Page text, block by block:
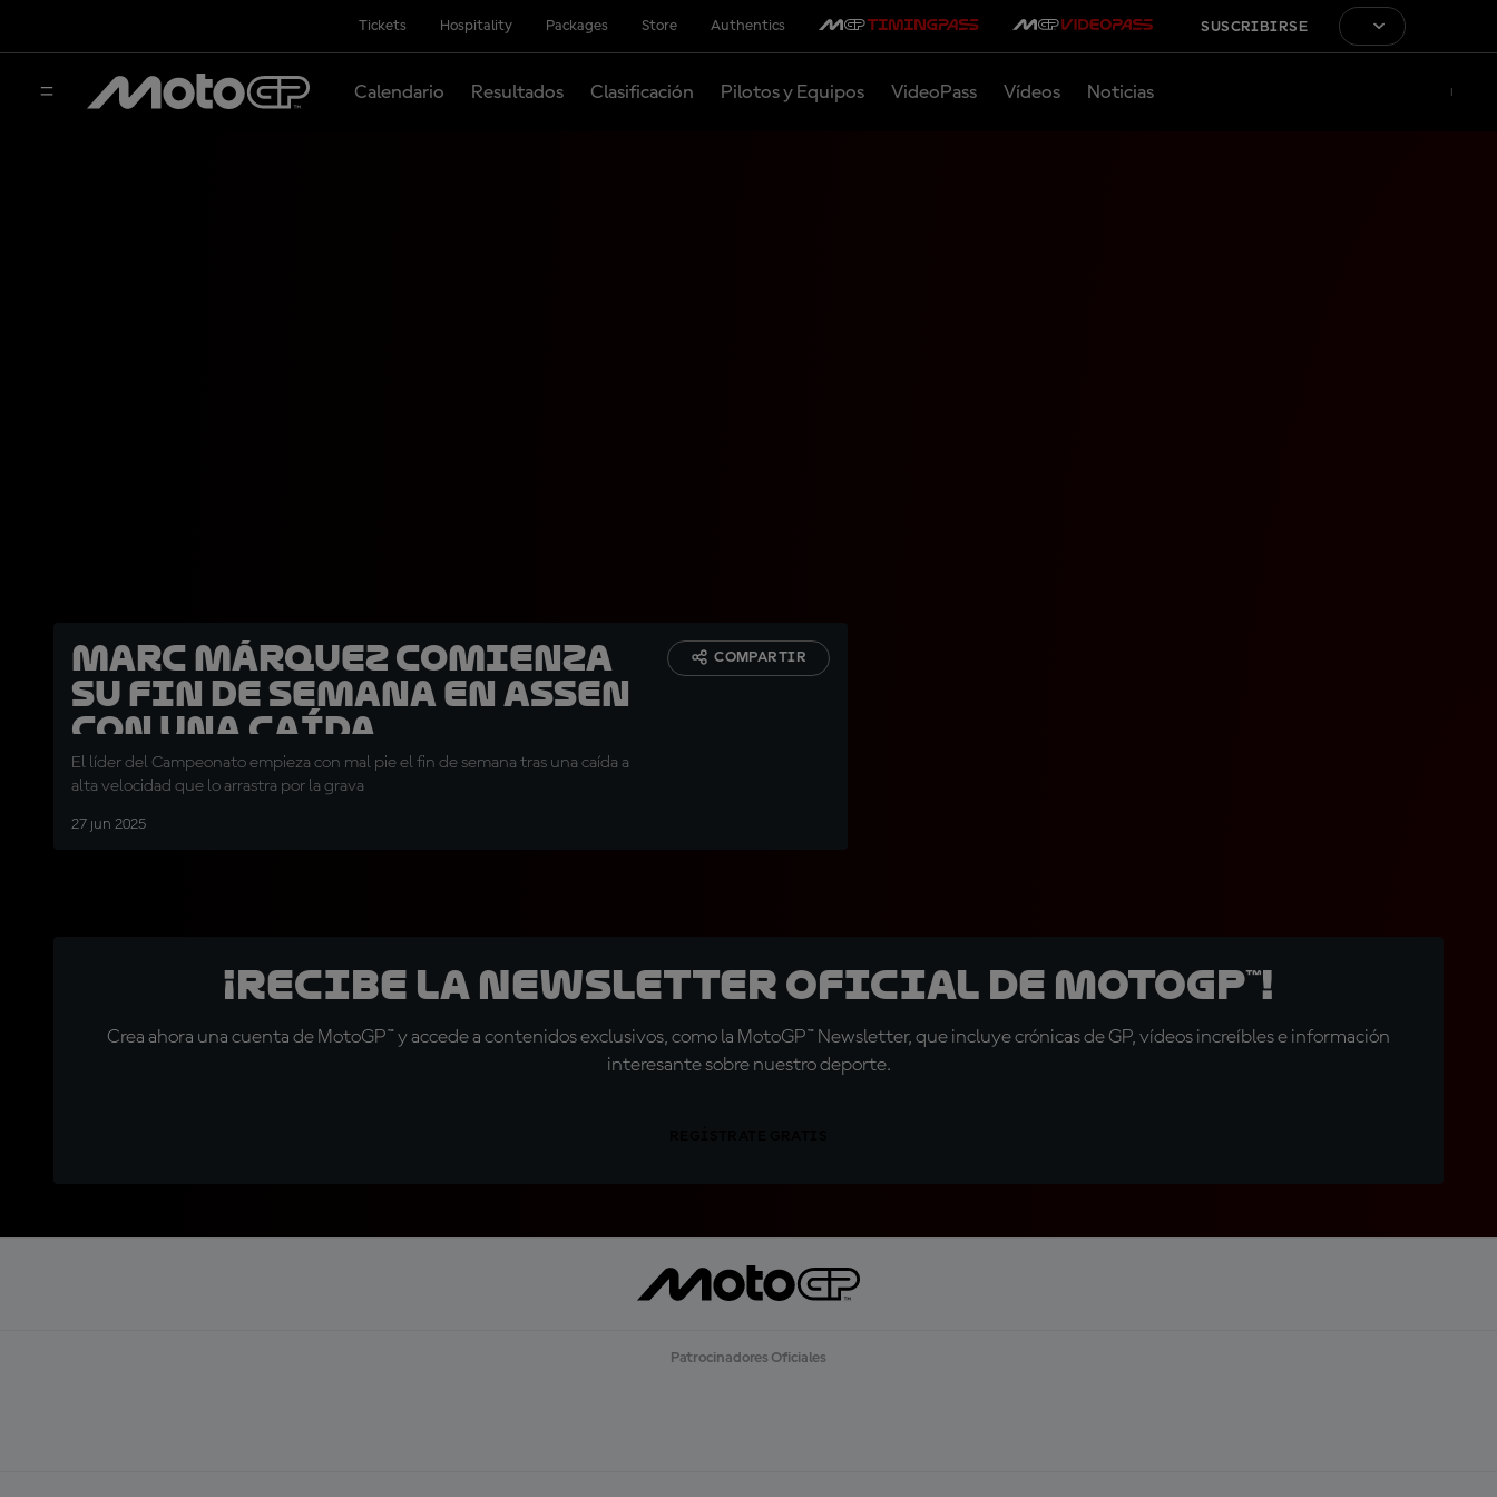
Tickets Hospitality Packages Store Authentics SUSCRIBIRSE
Calendario Resultados Clasificación Pilotos y Equipos VideoPass Vídeos Noticias
Marc Márquez comienza
su fin de semana en Assen
con una caída
El líder del Campeonato empieza con mal pie el fin de semana tras una caída a
alta velocidad que lo arrastra por la grava
27 jun 2025
COMPARTIR
¡Recibe la Newsletter oficial de MotoGP™!
Crea ahora una cuenta de MotoGP™ y accede a contenidos exclusivos, como la MotoGP™ Newsletter, que incluye crónicas de GP, vídeos increíbles e información
interesante sobre nuestro deporte.
Patrocinadores Oficiales